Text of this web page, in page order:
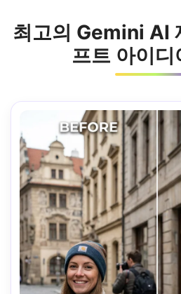
최고의 Gemini AI
프트 아이디